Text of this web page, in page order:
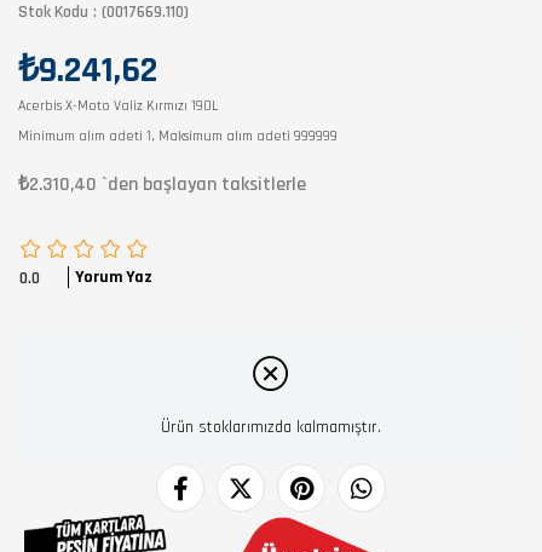
Stok Kodu (0017669.110)
₺9.241,62
Acerbis X-Moto Valiz Kırmızı 190L
Minimum alım adeti 1, Maksimum alım adeti 999999
₺2.310,40 `den başlayan taksitlerle
0.0 Yorum Yaz
Ürün stoklarımızda kalmamıştır.